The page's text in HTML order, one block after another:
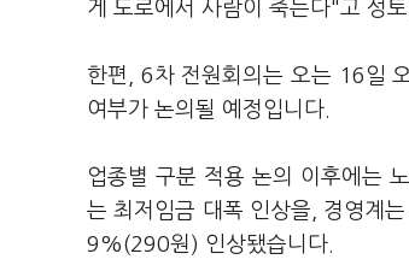
게 도로에서 사람이 죽는다"고 성토
한편, 6차 전원회의는 오는 16일
여부가 논의될 예정입니다.
업종별 구분 적용 논의 이후에는
는 최저임금 대폭 인상을, 경영계
9%(290원) 인상됐습니다.